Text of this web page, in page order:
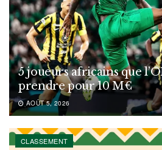
5 joueurs africains que
prendre pour 10 M€
AOÛT 5, 2026
CLASSEMENT